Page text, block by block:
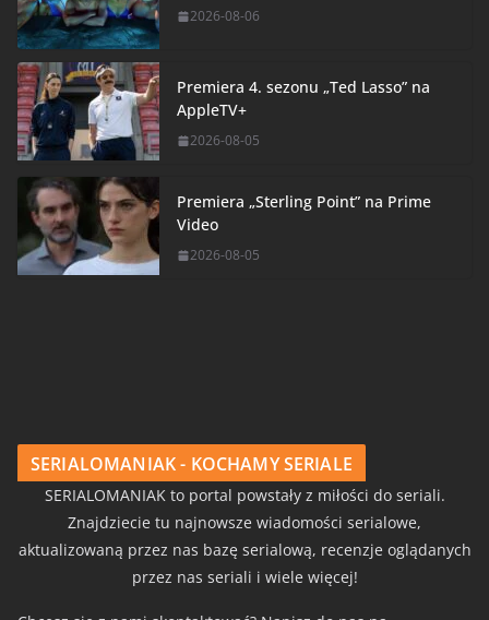
2026-08-06
Premiera 4. sezonu „Ted Lasso” na
AppleTV+
2026-08-05
Premiera „Sterling Point” na Prime
Video
2026-08-05
SERIALOMANIAK - KOCHAMY SERIALE
SERIALOMANIAK to portal powstały z miłości do seriali.
Znajdziecie tu najnowsze wiadomości serialowe,
aktualizowaną przez nas bazę serialową, recenzje oglądanych
przez nas seriali i wiele więcej!